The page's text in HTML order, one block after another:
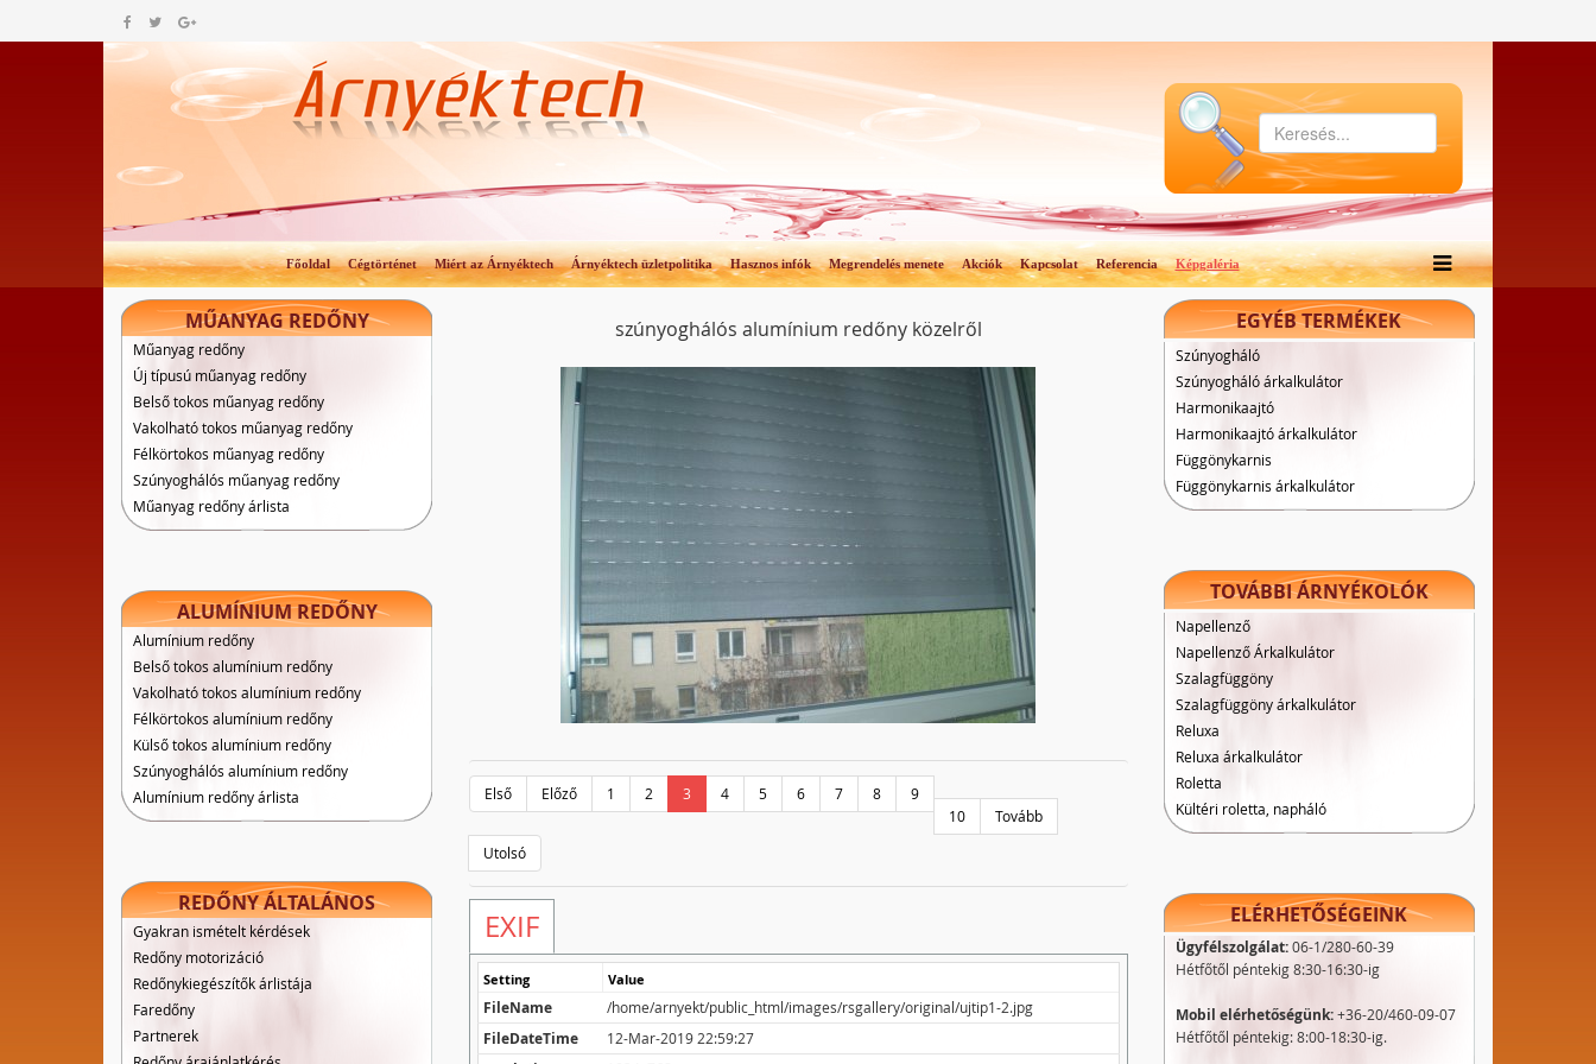
Főoldal Cégtörténet Miért az Árnyéktech Árnyéktech üzletpolitika Hasznos infók Megrendelés menete Akciók Kapcsolat Referencia Képgaléria
MŰANYAG REDŐNY
Műanyag redőny
Új típusú műanyag redőny
Belső tokos műanyag redőny
Vakolható tokos műanyag redőny
Félkörtokos műanyag redőny
Szúnyoghálós műanyag redőny
Műanyag redőny árlista
ALUMÍNIUM REDŐNY
Alumínium redőny
Belső tokos alumínium redőny
Vakolható tokos alumínium redőny
Félkörtokos alumínium redőny
Külső tokos alumínium redőny
Szúnyoghálós alumínium redőny
Alumínium redőny árlista
REDŐNY ÁLTALÁNOS
Gyakran ismételt kérdések
Redőny motorizáció
Redőnykiegészítők árlistája
Faredőny
Partnerek
szúnyoghálós alumínium redőny közelről
Első Előző 1 2 3 4 5 6 7 8
9
10
Tovább
Utolsó
EXIF
Setting Value
FileName /home/arnyekt/public_html/images/rsgallery/original/ujtip1-2.jpg
FileDateTime 12-Mar-2019 22:59:27
EGYÉB TERMÉKEK
Szúnyogháló
Szúnyogháló árkalkulátor
Harmonikaajtó
Harmonikaajtó árkalkulátor
Függönykarnis
Függönykarnis árkalkulátor
TOVÁBBI ÁRNYÉKOLÓK
Napellenző
Napellenző Árkalkulátor
Szalagfüggöny
Szalagfüggöny árkalkulátor
Reluxa
Reluxa árkalkulátor
Roletta
Kültéri roletta, napháló
ELÉRHETŐSÉGEINK
Ügyfélszolgálat:06-1/280-60-39
Hétfőtől péntekig 8:30-16:30-ig
Mobil elérhetőségünk:+36-20/460-09-07
Hétfőtől péntekig: 8:00-18:30-ig.